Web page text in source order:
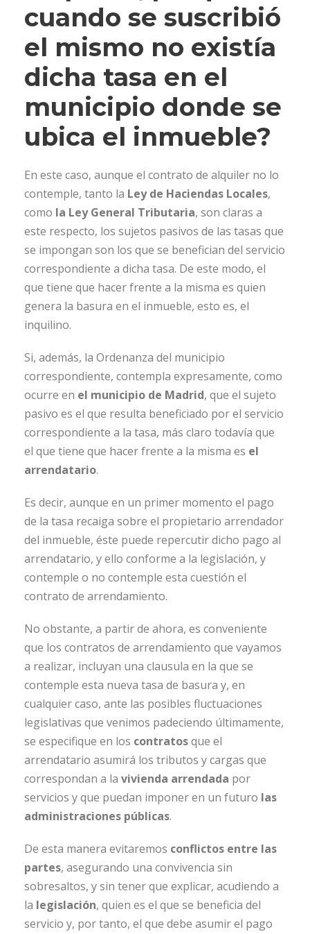
cuando se suscribió
el mismo no existía
dicha tasa en el
municipio donde se
ubica el inmueble?
En este caso, aunque el contrato de alquiler no lo
contemple, tanto la Ley de Haciendas Locales,
como la Ley General Tributaria, son claras a
este respecto, los sujetos pasivos de las tasas que
se impongan son los que se benefician del servicio
correspondiente a dicha tasa. De este modo, el
que tiene que hacer frente a la misma es quien
genera la basura en el inmueble, esto es, el
inquilino.
Si, además, la Ordenanza del municipio
correspondiente, contempla expresamente, como
ocurre en el municipio de Madrid, que el sujeto
pasivo es el que resulta beneficiado por el servicio
correspondiente a la tasa, más claro todavía que
el que tiene que hacer frente a la misma es el
arrendatario.
Es decir, aunque en un primer momento el pago
de la tasa recaiga sobre el propietario arrendador
del inmueble, éste puede repercutir dicho pago al
arrendatario, y ello conforme a la legislación, y
contemple o no contemple esta cuestión el
contrato de arrendamiento.
No obstante, a partir de ahora, es conveniente
que los contratos de arrendamiento que vayamos
a realizar, incluyan una clausula en la que se
contemple esta nueva tasa de basura y, en
cualquier caso, ante las posibles fluctuaciones
legislativas que venimos padeciendo últimamente,
se especifique en los contratosque el
arrendatario asumirá los tributos y cargas que
correspondan a la vivienda arrendada por
servicios y que puedan imponer en un futuro las
administraciones públicas.
De esta manera evitaremos conflictos entre las
partes, asegurando una convivencia sin
sobresaltos, y sin tener que explicar, acudiendo a
la legislación, quien es el que se beneficia del
servicio y, por tanto, el que debe asumir el pago